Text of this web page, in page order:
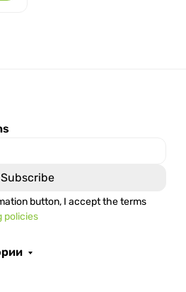
button, I accept the terms
policies